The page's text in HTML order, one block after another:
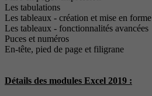
Les tabulations
Les tableaux - création et mise en forme
Les tableaux - fonctionnalités avancées
Puces et numéros
En-tête, pied de page et filigrane
Détails des modules Excel 2019 :